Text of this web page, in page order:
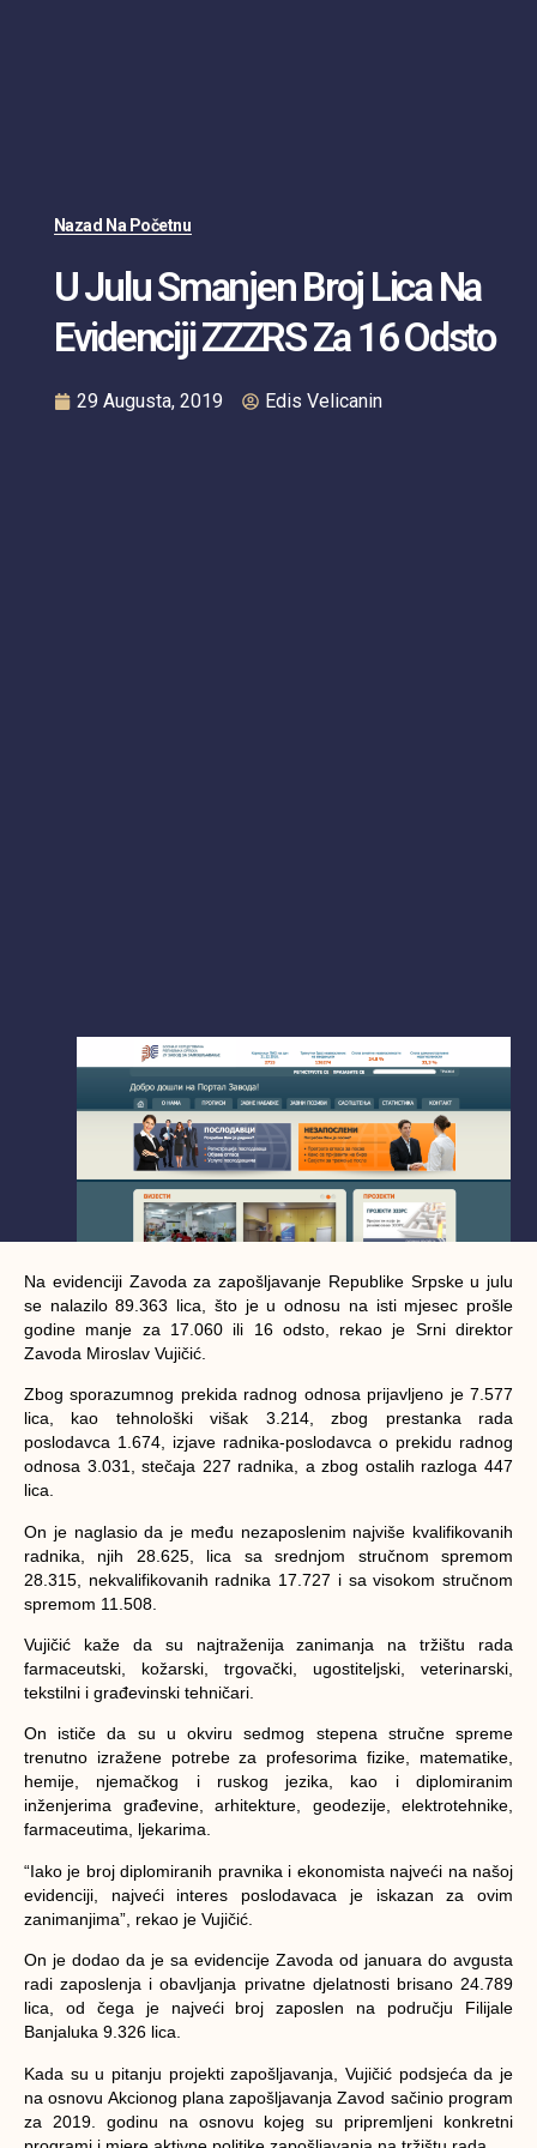
Nazad Na Početnu
U Julu Smanjen Broj Lica Na
Evidenciji ZZZRS Za 16 Odsto
29 Augusta, 2019 Edis Velicanin
Na evidenciji Zavoda za zapošljavanje Republike Srpske u julu
se nalazilo 89.363 lica, što je u odnosu na isti mjesec prošle
godine manje za 17.060 ili 16 odsto, rekao je Srni direktor
Zavoda Miroslav Vujičić.
Zbog sporazumnog prekida radnog odnosa prijavljeno je 7.577
lica, kao tehnološki višak 3.214, zbog prestanka rada
poslodavca 1.674, izjave radnika-poslodavca o prekidu radnog
odnosa 3.031, stečaja 227 radnika, a zbog ostalih razloga 447
lica.
On je naglasio da je među nezaposlenim najviše kvalifikovanih
radnika, njih 28.625, lica sa srednjom stručnom spremom
28.315, nekvalifikovanih radnika 17.727 i sa visokom stručnom
spremom 11.508.
Vujičić kaže da su najtraženija zanimanja na tržištu rada
farmaceutski, kožarski, trgovački, ugostiteljski, veterinarski,
tekstilni i građevinski tehničari.
On ističe da su u okviru sedmog stepena stručne spreme
trenutno izražene potrebe za profesorima fizike, matematike,
hemije, njemačkog i ruskog jezika, kao i diplomiranim
inženjerima građevine, arhitekture, geodezije, elektrotehnike,
farmaceutima, ljekarima.
“Iako je broj diplomiranih pravnika i ekonomista najveći na našoj
evidenciji, najveći interes poslodavaca je iskazan za ovim
zanimanjima”, rekao je Vujičić.
On je dodao da je sa evidencije Zavoda od januara do avgusta
radi zaposlenja i obavljanja privatne djelatnosti brisano 24.789
lica, od čega je najveći broj zaposlen na području Filijale
Banjaluka 9.326 lica.
Kada su u pitanju projekti zapošljavanja, Vujičić podsjeća da je
na osnovu Akcionog plana zapošljavanja Zavod sačinio program
za 2019. godinu na osnovu kojeg su pripremljeni konkretni